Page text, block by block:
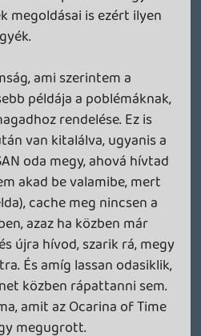
hogy igazán hosszú
amíg nem merik
engedni,
rövid távon ez
és
célközönsége,
annyi ideig, és
lett.
hozzá nem
effektusra
volt a baj,
volt, de a
és
az én világom. A
hogy azt is